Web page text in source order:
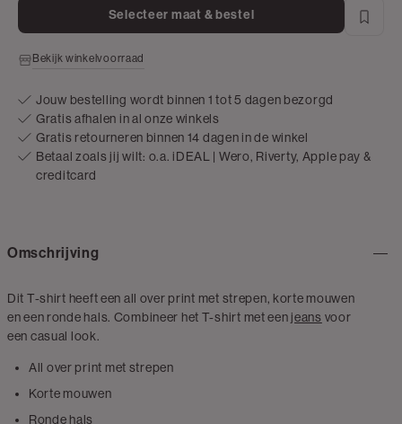
Selecteer maat & bestel
Bekijk winkelvoorraad
Jouw bestelling wordt binnen 1 tot 5 dagen bezorgd
Gratis afhalen in al onze winkels
Gratis retourneren binnen 14 dagen in de winkel
Betaal zoals jij wilt: o.a. iDEAL | Wero, Riverty, Apple pay &
creditcard
Omschrijving
Dit T-shirt heeft een all over print met strepen, korte mouwen
en een ronde hals. Combineer het T-shirt met een jeans voor
een casual look.
All over print met strepen
Korte mouwen
Ronde hals